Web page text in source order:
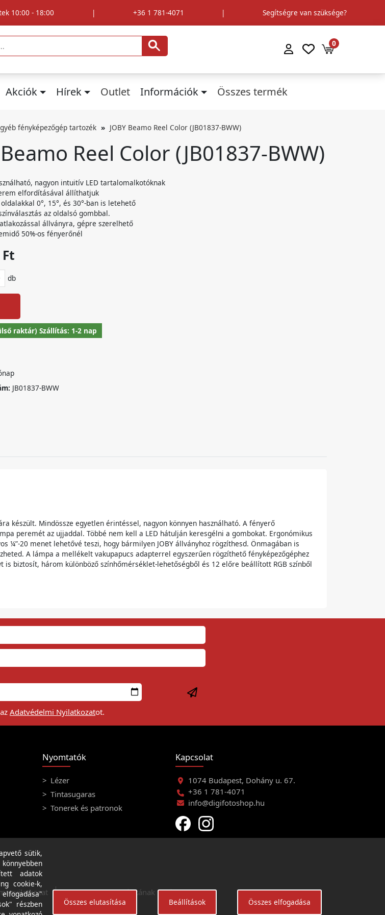
10:00 - 18:00 | +36 1 781-4071 | Segítségre van szüksége?
0
Akciók Hírek Outlet Információk Összes termék
fényképezőgép tartozék JOBY Beamo Reel Color (JB01837-BWW)
Beamo Reel Color (JB01837-BWW)
nagyon intuitív LED tartalomalkotóknak
elfordításával állíthatjuk
0°, 15°, és 30°-ban is letehető
az oldalsó gombbal.
állványra, gépre szerelhető
50%-os fényerőnél
db
raktár) Szállítás: 1-2 nap
JB01837-BWW
készült. Mindössze egyetlen érintéssel, nagyon könnyen használható. A fényerő
peremét az ujjaddal. Többé nem kell a LED hátulján keresgélni a gombokat. Ergonómikus
¼”-20 menet lehetővé teszi, hogy bármilyen JOBY állványhoz rögzíthesd. Önmagában is
A lámpa a mellékelt vakupapucs adapterrel egyszerűen rögzíthető fényképezőgéphez
biztosít, három különböző színhőmérséklet-lehetőségből és 12 előre beállított RGB színből
Adatvédelmi Nyilatkozatot.
Nyomtatók
Lézer
Tintasugaras
Tonerek és patronok
Kapcsolat
1074 Budapest, Dohány u. 67.
+36 1 781-4071
info@digifotoshop.hu
nyilatkozat A weboldal használatának feltételei
sütik,
adatok
cookie-k,
részben
Összes elutasítása Beállítások Összes elfogadása